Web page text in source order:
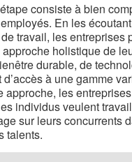
consiste à bien
En les
travail, les entreprises
holistique de
durable, de
à une gamme
approche, les
individus veulent
sur leurs concurrents
talents.